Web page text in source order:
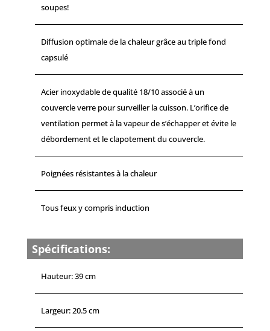
soupes!
Diffusion optimale de la chaleur grâce au triple fond
capsulé
Acier inoxydable de qualité 18/10 associé à un
couvercle verre pour surveiller la cuisson. L’orifice de
ventilation permet à la vapeur de s’échapper et évite le
débordement et le clapotement du couvercle.
Poignées résistantes à la chaleur
Tous feux y compris induction
Spécifications:
Hauteur: 39 cm
Largeur: 20.5 cm